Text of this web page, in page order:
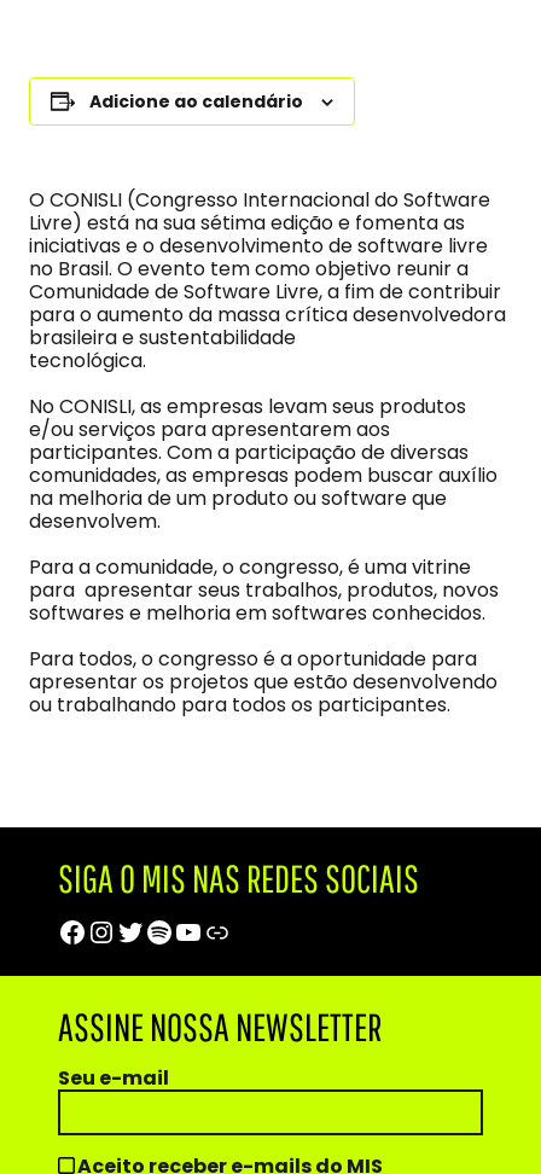
Adicione ao calendário
O CONISLI (Congresso Internacional do Software
Livre) está na sua sétima edição e fomenta as
iniciativas e o desenvolvimento de software livre
no Brasil. O evento tem como objetivo reunir a
Comunidade de Software Livre, a fim de contribuir
para o aumento da massa crítica desenvolvedora
brasileira e sustentabilidade
tecnológica.
No CONISLI, as empresas levam seus produtos
e/ou serviços para apresentarem aos
participantes. Com a participação de diversas
comunidades, as empresas podem buscar auxílio
na melhoria de um produto ou software que
desenvolvem.
Para a comunidade, o congresso, é uma vitrine
para apresentar seus trabalhos, produtos, novos
softwares e melhoria em softwares conhecidos.
Para todos, o congresso é a oportunidade para
apresentar os projetos que estão desenvolvendo
ou trabalhando para todos os participantes.
SIGA O MIS NAS REDES SOCIAIS
Facebook
Instagram
Twitter
Spotify
Youtube
Trip Advisor
ASSINE NOSSA NEWSLETTER
Seu e-mail
Aceito receber e-mails do MIS